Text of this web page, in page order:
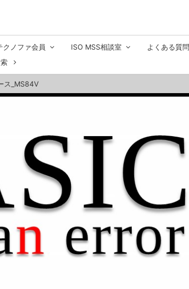
クノファ会員 ISO MSS相談室 よくある質問
ス_MS84V